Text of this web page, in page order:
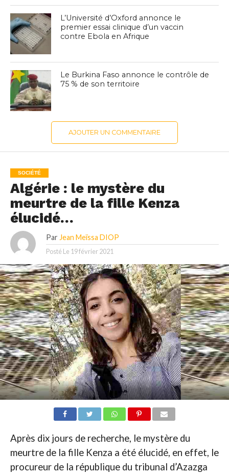
L’Université d’Oxford annonce le
premier essai clinique d’un vaccin
contre Ebola en Afrique
Le Burkina Faso annonce le contrôle de
75 % de son territoire
AJOUTER UN COMMENTAIRE
SOCIÉTÉ
Algérie : le mystère du
meurtre de la fille Kenza
élucidé…
Par Jean Meïssa DIOP
Posté Le 19 février 2021
Après dix jours de recherche, le mystère du
meurtre de la fille Kenza a été élucidé, en effet, le
procureur de la république du tribunal d’Azazga